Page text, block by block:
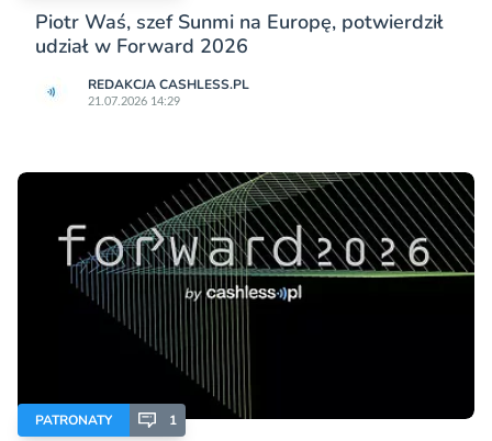
Piotr Waś, szef Sunmi na Europę, potwierdził
udział w Forward 2026
REDAKCJA CASHLESS.PL
21.07.2026 14:29
PATRONATY 1